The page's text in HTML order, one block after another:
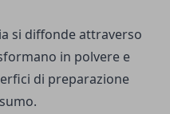
si diffonde attraverso
in polvere e
di preparazione